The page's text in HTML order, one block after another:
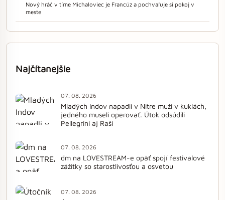
Nový hráč v tíme Michaloviec je Francúz a pochvaľuje si pokoj v
meste
Najčítanejšie
07. 08. 2026
Mladých Indov napadli v Nitre muži v kuklách,
jedného museli operovať. Útok odsúdili
Pellegrini aj Raši
07. 08. 2026
dm na LOVESTREAM-e opäť spojí festivalové
zážitky so starostlivosťou a osvetou
07. 08. 2026